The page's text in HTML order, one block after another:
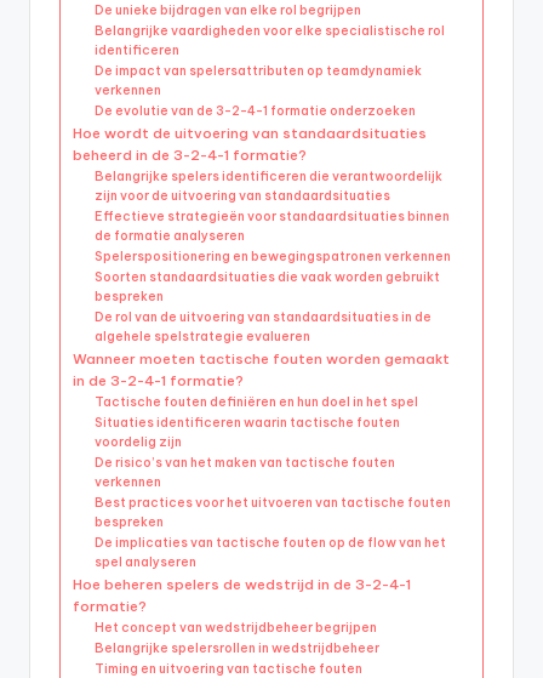
De unieke bijdragen van elke rol begrijpen
Belangrijke vaardigheden voor elke specialistische rol
identificeren
De impact van spelersattributen op teamdynamiek
verkennen
De evolutie van de 3-2-4-1 formatie onderzoeken
Hoe wordt de uitvoering van standaardsituaties
beheerd in de 3-2-4-1 formatie?
Belangrijke spelers identificeren die verantwoordelijk
zijn voor de uitvoering van standaardsituaties
Effectieve strategieën voor standaardsituaties binnen
de formatie analyseren
Spelerspositionering en bewegingspatronen verkennen
Soorten standaardsituaties die vaak worden gebruikt
bespreken
De rol van de uitvoering van standaardsituaties in de
algehele spelstrategie evalueren
Wanneer moeten tactische fouten worden gemaakt
in de 3-2-4-1 formatie?
Tactische fouten definiëren en hun doel in het spel
Situaties identificeren waarin tactische fouten
voordelig zijn
De risico’s van het maken van tactische fouten
verkennen
Best practices voor het uitvoeren van tactische fouten
bespreken
De implicaties van tactische fouten op de flow van het
spel analyseren
Hoe beheren spelers de wedstrijd in de 3-2-4-1
formatie?
Het concept van wedstrijdbeheer begrijpen
Belangrijke spelersrollen in wedstrijdbeheer
Timing en uitvoering van tactische fouten